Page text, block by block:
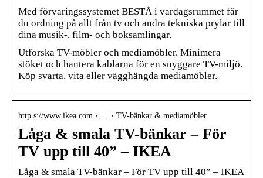
Med förvaringssystemet BESTÅ i vardagsrummet får
du ordning på allt från tv och andra tekniska prylar till
dina musik-, film- och boksamlingar.
Utforska TV-möbler och mediamöbler. Minimera
stöket och hantera kablarna för en snyggare TV-miljö.
Köp svarta, vita eller vägghängda mediamöbler.
http s://www.ikea.com › … › TV-bänkar & mediamöbler
Låga & smala TV-bänkar – För
TV upp till 40” – IKEA
Låga & smala TV-bänkar – För TV upp till 40” – IKEA